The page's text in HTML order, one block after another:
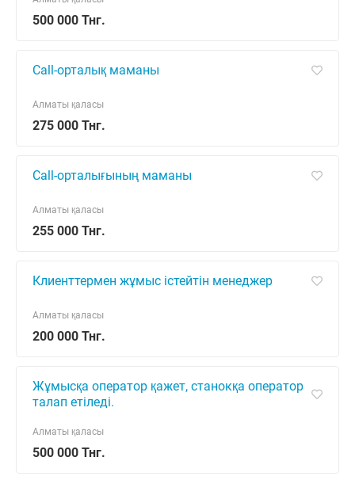
500 000 Тнг.
Call-орталық маманы
275 000 Тнг.
Алматы қаласы
Call-орталығының маманы
255 000 Тнг.
Алматы қаласы
Клиенттермен жұмыс істейтін менеджер
200 000 Тнг.
Алматы қаласы
Жұмысқа оператор қажет, станокқа оператор
талап етіледі.
500 000 Тнг.
Алматы қаласы